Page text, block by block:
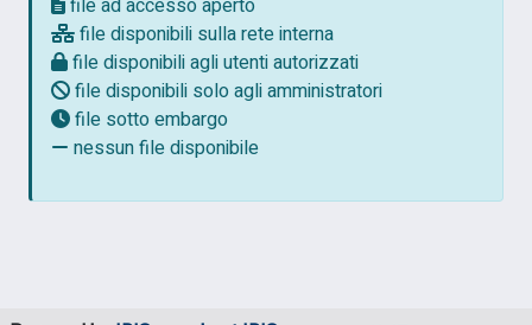
file ad accesso aperto
file disponibili sulla rete interna
file disponibili agli utenti autorizzati
file disponibili solo agli amministratori
file sotto embargo
nessun file disponibile